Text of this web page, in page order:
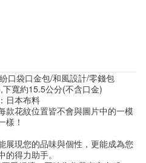
口袋口金包/和風設計/零錢包
寬約15.5公分(不含口金)
日本布料
款花紋位置皆不會與圖片中的一模
樣！
展現您的品味與個性，更能成為您
的得力助手。